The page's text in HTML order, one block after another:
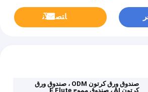
ﺎﺘﺼﻟ ﺍﻶﻧ
صندوق ورق كرتون ODM ، صندوق ورق
كرتون AI ، صندوق مموج E Flute